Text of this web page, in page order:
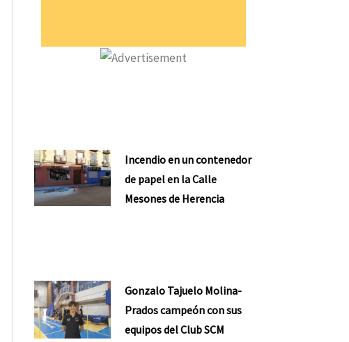
Incendio en un contenedor
de papel en la Calle
Mesones de Herencia
Gonzalo Tajuelo Molina-
Prados campeón con sus
equipos del Club SCM